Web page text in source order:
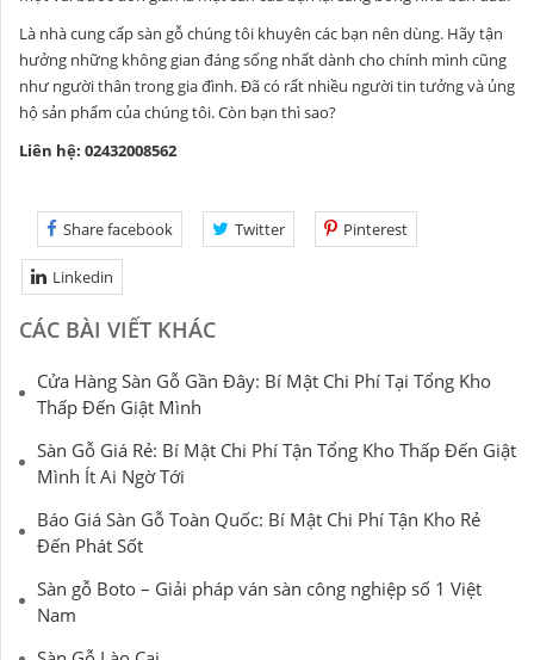
Là nhà cung cấp sàn gỗ chúng tôi khuyên các bạn nên dùng. Hãy tận
hưởng những không gian đáng sống nhất dành cho chính mình cũng
như người thân trong gia đình. Đã có rất nhiều người tin tưởng và ủng
hộ sản phẩm của chúng tôi. Còn bạn thì sao?
Liên hệ: 02432008562
Share facebook Twitter Pinterest
Linkedin
CÁC BÀI VIẾT KHÁC
Cửa Hàng Sàn Gỗ Gần Đây: Bí Mật Chi Phí Tại Tổng Kho
Thấp Đến Giật Mình
Sàn Gỗ Giá Rẻ: Bí Mật Chi Phí Tận Tổng Kho Thấp Đến Giật
Mình Ít Ai Ngờ Tới
Báo Giá Sàn Gỗ Toàn Quốc: Bí Mật Chi Phí Tận Kho Rẻ
Đến Phát Sốt
Sàn gỗ Boto – Giải pháp ván sàn công nghiệp số 1 Việt
Nam